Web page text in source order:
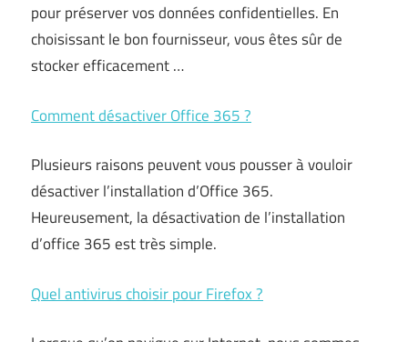
pour préserver vos données confidentielles. En
choisissant le bon fournisseur, vous êtes sûr de
stocker efficacement …
Comment désactiver Office 365 ?
Plusieurs raisons peuvent vous pousser à vouloir
désactiver l’installation d’Office 365.
Heureusement, la désactivation de l’installation
d’office 365 est très simple.
Quel antivirus choisir pour Firefox ?